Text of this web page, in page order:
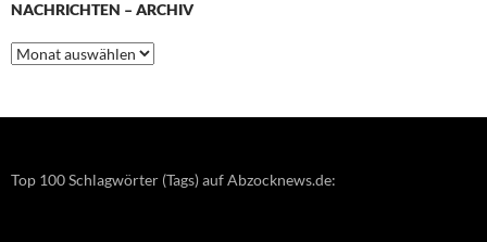
NACHRICHTEN – ARCHIV
Nachrichten
–
Top 100 Schlagwörter (Tags) auf Abzocknews.de: